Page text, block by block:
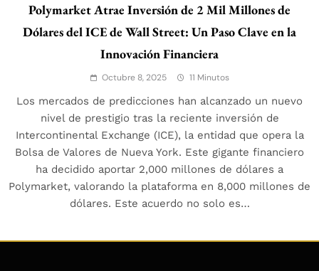
Polymarket Atrae Inversión de 2 Mil Millones de
Dólares del ICE de Wall Street: Un Paso Clave en la
Innovación Financiera
Octubre 8, 2025 11 Minutos
Los mercados de predicciones han alcanzado un nuevo
nivel de prestigio tras la reciente inversión de
Intercontinental Exchange (ICE), la entidad que opera la
Bolsa de Valores de Nueva York. Este gigante financiero
ha decidido aportar 2,000 millones de dólares a
Polymarket, valorando la plataforma en 8,000 millones de
dólares. Este acuerdo no solo es…